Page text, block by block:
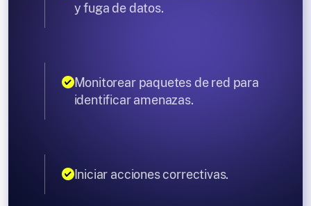
y fuga de datos.
Monitorear paquetes de red para
identificar amenazas.
Iniciar acciones correctivas.